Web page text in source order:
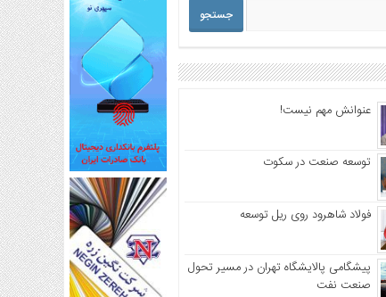
عنوانش مهم نیست!
توسعه صنعت در سکوت
فولاد شاهرود روی ریل توسعه
پیشگامی پالایشگاه تهران در مسیر تحول
صنعت نفت